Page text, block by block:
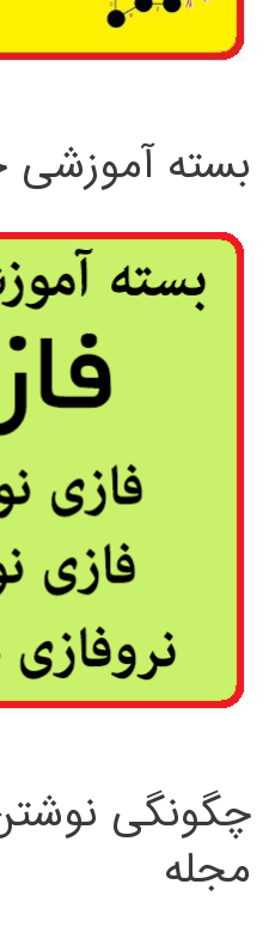
بسته آموزشی
چگونگی
مجله